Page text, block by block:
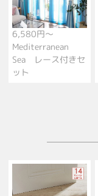
6,580円～
Mediterranean
Sea レース付きセ
ット